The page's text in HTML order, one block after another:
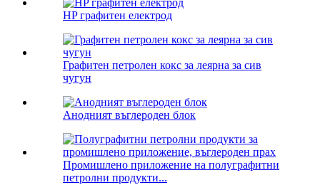
HP графитен електрод
Графитен петролен кокс за леярна за сив
чугун
Анодният въглероден блок
Промишлено приложение на полуграфитни
петролни продукти...